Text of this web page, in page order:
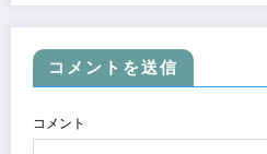
コメントを送信
コメント